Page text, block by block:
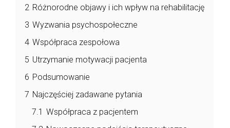
2 Różnorodne objawy i ich wpływ na rehabilitację
3 Wyzwania psychospołeczne
4 Współpraca zespołowa
5 Utrzymanie motywacji pacjenta
6 Podsumowanie
7 Najczęściej zadawane pytania
7.1 Współpraca z pacjentem